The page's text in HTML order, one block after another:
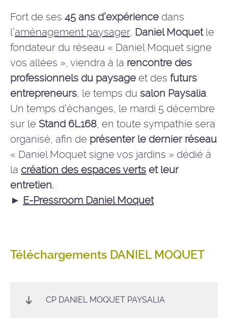
Fort de ses 45 ans d’expérience dans
l’aménagement paysager, Daniel Moquetle
fondateur du réseau « Daniel Moquet signe
vos allées », viendra à la rencontre des
professionnels du paysage et des futurs
entrepreneurs, le temps du salon Paysalia.
Un temps d’échanges, le mardi 5 décembre
sur le Stand 6L168, en toute sympathie sera
organisé, afin de présenter le dernier réseau
« Daniel Moquet signe vos jardins » dédié à
la création des espaces verts et leur
entretien.
► E-Pressroom Daniel Moquet
Téléchargements DANIEL MOQUET
CP DANIEL MOQUET PAYSALIA